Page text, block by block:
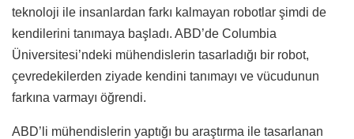
teknoloji ile insanlardan farkı kalmayan robotlar şimdi de
kendilerini tanımaya başladı. ABD’de Columbia
Üniversitesi’ndeki mühendislerin tasarladığı bir robot,
çevredekilerden ziyade kendini tanımayı ve vücudunun
farkına varmayı öğrendi.
ABD’li mühendislerin yaptığı bu araştırma ile tasarlanan